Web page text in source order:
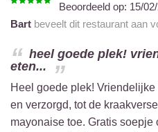
Beoordeeld op: 15/
Bart beveelt dit restaurant aan
heel goede plek!
eten...
Heel goede plek!
en verzorgd, tot de
mayonaise toe. Gratis